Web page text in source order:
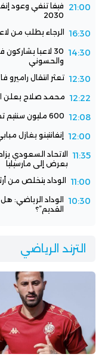
21:00
فيفا تنفي وعود
2030
16:30 الرجاء يطلب من
14:30
30 لاعبا
والحسوني
12:30 تعثر انتقال
12:22 محمد صلاح يعلن
12:08 600 مليون سنتيم تحسم انتقال نجم الدوري الاحترافي للرجاء
12:00 إنفانتينو يغازل
11:35
الاتحاد السعودي
بعرض إلى مارسيليا
11:00 الوداد يتخلص من أرثور مقابل
10:30
الوداد الرياضي:
القديم”؟
الترند الرياضي